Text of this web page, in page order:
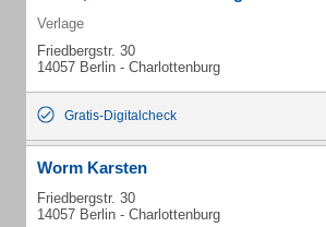
Verlage
Friedbergstr. 30
14057 Berlin - Charlottenburg
Gratis-Digitalcheck
Worm Karsten
Friedbergstr. 30
14057 Berlin - Charlottenburg